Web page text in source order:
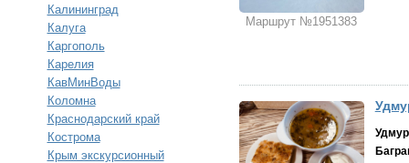
Калининград
Калуга
Каргополь
Карелия
КавМинВоды
Коломна
Краснодарский край
Кострома
Крым экскурсионный
Маршрут №1951383